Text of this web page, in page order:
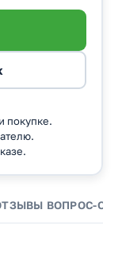
покупке.
ВОПРОС-